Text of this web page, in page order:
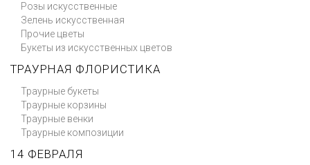
Розы искусственные
Зелень искусственная
Прочие цветы
Букеты из искусственных цветов
ТРАУРНАЯ ФЛОРИСТИКА
Траурные букеты
Траурные корзины
Траурные венки
Траурные композиции
14 ФЕВРАЛЯ